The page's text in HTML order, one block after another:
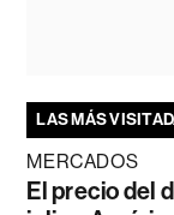
LAS MÁS
MERCADOS
El precio del